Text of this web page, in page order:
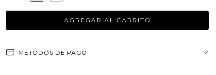
MÉTODOS DE PAGO